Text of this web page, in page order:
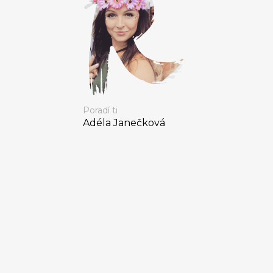
Poradí ti
Adéla Janečková